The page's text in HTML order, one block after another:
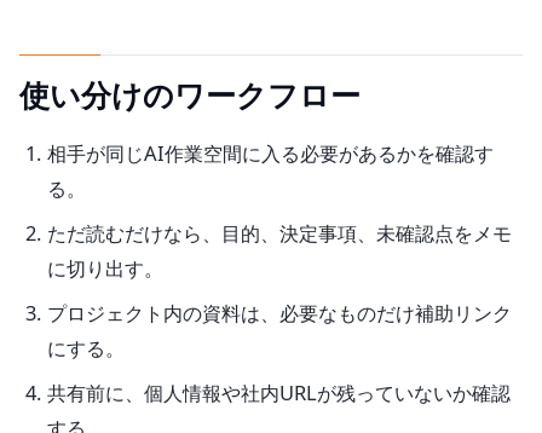
使い分けのワークフロー
相手が同じAI作業空間に入る必要があるかを確認す
る。
ただ読むだけなら、目的、決定事項、未確認点をメモ
に切り出す。
プロジェクト内の資料は、必要なものだけ補助リンク
にする。
共有前に、個人情報や社内URLが残っていないか確認
する。